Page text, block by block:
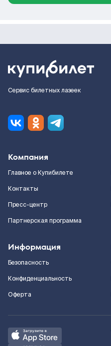
Сервис билетных лазеек
Компания
Главное о Купибилете
Контакты
Пресс-центр
Партнерская программа
Информация
Безопасность
Конфиденциальность
Оферта